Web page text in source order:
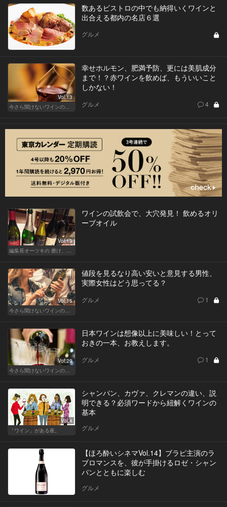
数あるビストロの中でも納得いくワインと
出合える都内の名店６選
グルメ
Vol.13
幸せホルモン、肥満予防、更には美肌成分
まで！？赤ワインを飲めば、もういいこと
しかない！
グルメ 4
Vol.19
編集長オーツキの 磨け、バカ舌！ 学べ、オトナの遊び
ワインの試飲会で、大穴発見！ 飲めるオリ
ーブオイル
Vol.15
今さら聞けないワインの基礎知識
値段を見るなり高い安いと意見する男性、
実際女性はどう思ってる？
グルメ 1
Vol.29
今さら聞けないワインの基礎知識
日本ワインは想像以上に美味しい！とって
おきの一本、お教えします。
グルメ 1
Vol.4
「ワイン」がある夜。
シャンパン、カヴァ、クレマンの違い、説
明できる？必須ワードから紐解くワインの
基本
グルメ
【ほろ酔いシネマVol.14】ブラピ主演のラ
ブロマンスを、彼が手掛けるロゼ・シャン
パンとともに楽しむ
グルメ